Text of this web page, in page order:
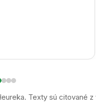
Texty sú citované